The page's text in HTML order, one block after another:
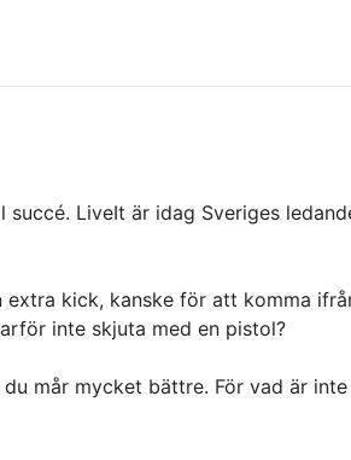
LiveIt är idag Sveriges
kick, kanske för att komma
inte skjuta med en pistol?
mår mycket bättre. För vad är